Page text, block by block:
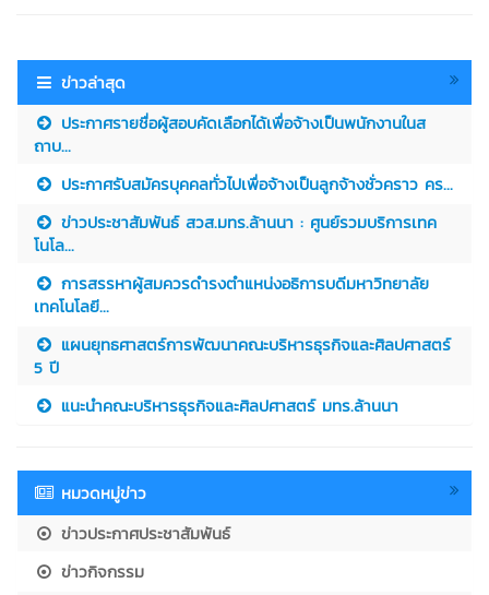
ข่าวล่าสุด
ประกาศรายชื่อผู้สอบคัดเลือกได้เพื่อจ้างเป็นพนักงานในส
ถาบ...
ประกาศรับสมัครบุคคลทั่วไปเพื่อจ้างเป็นลูกจ้างชั่วคราว คร...
ข่าวประชาสัมพันธ์ สวส.มทร.ล้านนา : ศูนย์รวมบริการเทค
โนโล...
การสรรหาผู้สมควรดำรงตำแหน่งอธิการบดีมหาวิทยาลัย
เทคโนโลยี...
แผนยุทธศาสตร์การพัฒนาคณะบริหารธุรกิจและศิลปศาสตร์
5 ปี
แนะนำคณะบริหารธุรกิจและศิลปศาสตร์ มทร.ล้านนา
หมวดหมู่ข่าว
ข่าวประกาศประชาสัมพันธ์
ข่าวกิจกรรม